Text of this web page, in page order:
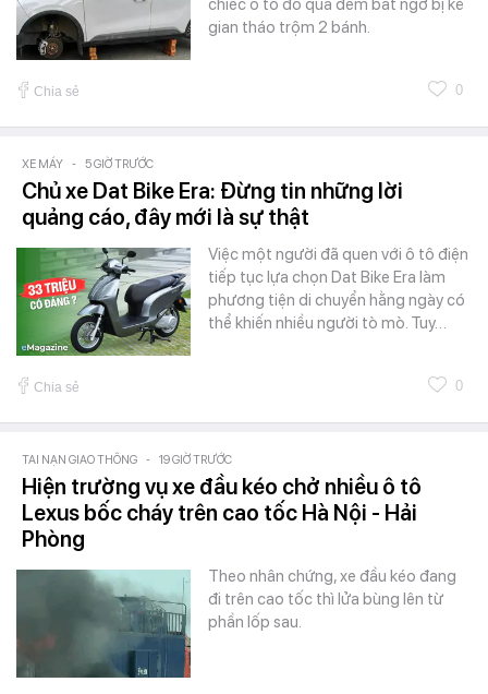
chiếc ô tô đỗ qua đêm bất ngờ bị kẻ
gian tháo trộm 2 bánh.
Chia sẻ 0
XE MÁY - 5 GIỜ TRƯỚC
Chủ xe Dat Bike Era: Đừng tin những lời
quảng cáo, đây mới là sự thật
Việc một người đã quen với ô tô điện
tiếp tục lựa chọn Dat Bike Era làm
phương tiện di chuyển hằng ngày có
thể khiến nhiều người tò mò. Tuy…
Chia sẻ 0
TAI NẠN GIAO THÔNG - 19 GIỜ TRƯỚC
Hiện trường vụ xe đầu kéo chở nhiều ô tô
Lexus bốc cháy trên cao tốc Hà Nội - Hải
Phòng
Theo nhân chứng, xe đầu kéo đang
đi trên cao tốc thì lửa bùng lên từ
phần lốp sau.